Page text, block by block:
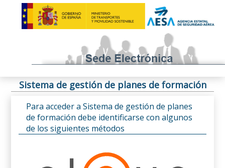
Sistema de gestión de planes de formación
Para acceder a Sistema de gestión de planes
de formación debe identificarse con algunos
de los siguientes métodos